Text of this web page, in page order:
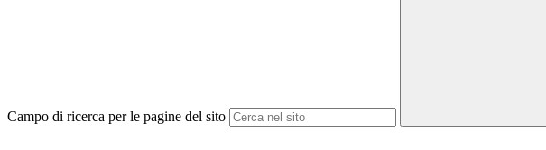
Campo di ricerca per le pagine del sito